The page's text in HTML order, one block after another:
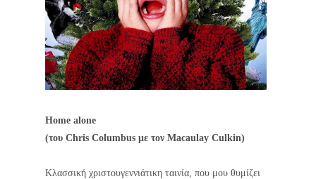
Home alone
(του Chris Columbus με τον Macaulay Culkin)
Κλασσική χριστουγεννιάτικη ταινία, που μου θυμίζει